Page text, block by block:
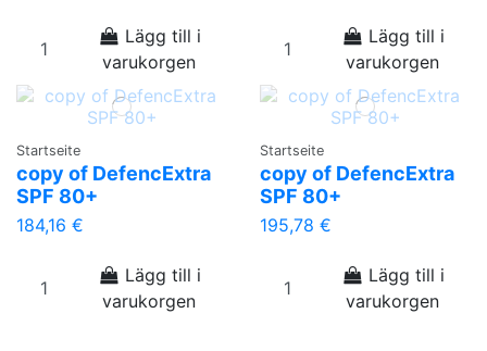
Lägg till i
varukorgen
Lägg till i
varukorgen
Startseite
copy of DefencExtra
SPF 80+
184,16 €
Lägg till i
varukorgen
Startseite
copy of DefencExtra
SPF 80+
195,78 €
Lägg till i
varukorgen